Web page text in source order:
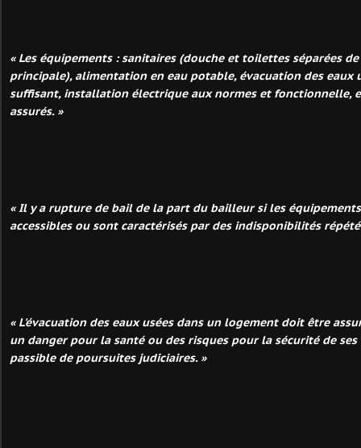
« Les équipements : sanitaires (douche et toilettes séparées
principale), alimentation en eau potable, évacuation des eaux
suffisant, installation électrique aux normes et fonctionnelle,
assurés. »
« Il y a rupture de bail de la part du bailleur si les
accessibles ou sont caractérisés par des indisponibilités
« L'évacuation des eaux usées dans un logement doit être
un danger pour la santé ou des risques pour la sécurité de ses
passible de poursuites judiciaires. »